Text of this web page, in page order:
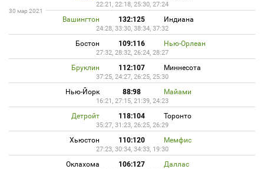
22:21, 22:18, 25:30, 27:24
30 мар 2021
Вашингтон 132:125 Индиана
24:28, 33:30, 38:34, 37:32
Бостон 109:116 Нью-Орлеан
27:32, 28:32, 26:24, 28:27
Бруклин 112:107 Миннесота
37:25, 24:27, 26:25, 25:30
Нью-Йорк 88:98 Майами
16:21, 27:15, 21:39, 24:23
Детройт 118:104 Торонто
35:27, 31:23, 26:25, 26:29
Хьюстон 110:120 Мемфис
27:23, 30:34, 34:33, 19:30
Оклахома 106:127 Даллас